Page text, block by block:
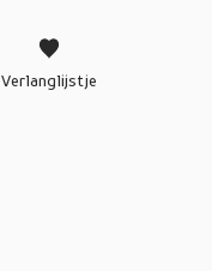
Verlanglijstje